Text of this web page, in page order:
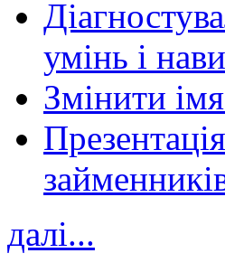
умінь і
Змінити
далі...